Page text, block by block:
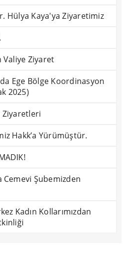
Hülya Kaya'ya Ziyaretimiz
Valiye Ziyaret
Ege Bölge Koordinasyon
2025)
Ziyaretleri
Hakk’a Yürümüştür.
Cemevi Şubemizden
Kadın Kollarımızdan